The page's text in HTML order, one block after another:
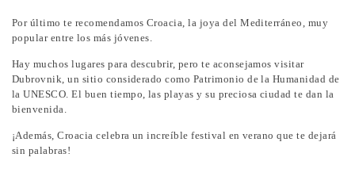
Por último te recomendamos Croacia, la joya del Mediterráneo, muy
popular entre los más jóvenes.
Hay muchos lugares para descubrir, pero te aconsejamos visitar
Dubrovnik, un sitio considerado como Patrimonio de la Humanidad de
la UNESCO. El buen tiempo, las playas y su preciosa ciudad te dan la
bienvenida.
¡Además, Croacia celebra un increíble festival en verano que te dejará
sin palabras!